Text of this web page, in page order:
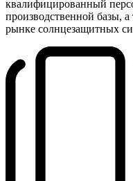
квалифицированный
производственной базы,
рынке солнцезащитных